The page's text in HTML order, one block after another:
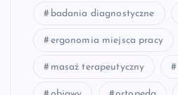
badania diagnostyczne
ergonomia miejsca pracy
masaż terapeutyczny